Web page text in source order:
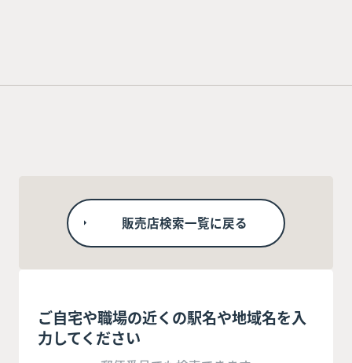
販売店検索一覧に戻る
ご自宅や職場の近くの駅名や地域名を入
力してください